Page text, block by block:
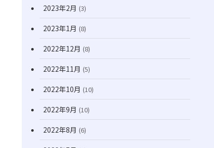
2023年2月 (3)
2023年1月 (8)
2022年12月 (8)
2022年11月 (5)
2022年10月 (10)
2022年9月 (10)
2022年8月 (6)